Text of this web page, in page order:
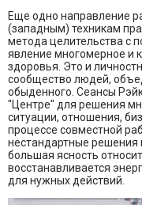
Еще одно направление
(западным) техникам
метода целительства с
явление многомерное и
здоровья. Это и
сообщество людей,
обыденного. Сеансы
"Центре" для решения
ситуации, отношения,
процессе совместной
нестандартные решения
большая ясность
восстанавливается
для нужных действий.